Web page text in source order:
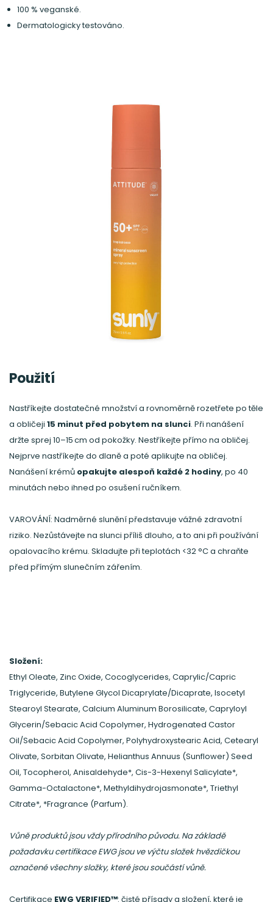
100 % veganské.
Dermatologicky testováno.
Použití
Nastříkejte dostatečné množství a rovnoměrně rozetřete po těle
a obličeji 15 minut před pobytem na slunci. Při nanášení
držte sprej 10–15 cm od pokožky. Nestříkejte přímo na obličej.
Nejprve nastříkejte do dlaně a poté aplikujte na obličej.
Nanášení krémů opakujte alespoň každé 2 hodiny, po 40
minutách nebo ihned po osušení ručníkem.
VAROVÁNÍ: Nadměrné slunění představuje vážné zdravotní
riziko. Nezůstávejte na slunci příliš dlouho, a to ani při používání
opalovacího krému. Skladujte při teplotách <32 °C a chraňte
před přímým slunečním zářením.
Složení:
Ethyl Oleate, Zinc Oxide, Cocoglycerides, Caprylic/Capric
Triglyceride, Butylene Glycol Dicaprylate/Dicaprate, Isocetyl
Stearoyl Stearate, Calcium Aluminum Borosilicate, Capryloyl
Glycerin/Sebacic Acid Copolymer, Hydrogenated Castor
Oil/Sebacic Acid Copolymer, Polyhydroxystearic Acid, Cetearyl
Olivate, Sorbitan Olivate, Helianthus Annuus (Sunflower) Seed
Oil, Tocopherol, Anisaldehyde*, Cis-3-Hexenyl Salicylate*,
Gamma-Octalactone*, Methyldihydrojasmonate*, Triethyl
Citrate*, *Fragrance (Parfum).
Vůně produktů jsou vždy přírodního původu. Na základě
požadavku certifikace EWG jsou ve výčtu složek hvězdičkou
označené všechny složky, které jsou součástí vůně.
Certifikace EWG VERIFIED™: čisté přísady a složení, které je